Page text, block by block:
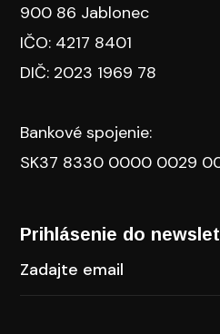
900 86 Jablonec
IČO: 4217 8401
DIČ: 2023 1969 78
Bankové spojenie:
SK37 8330 0000 0029
Prihlásenie do